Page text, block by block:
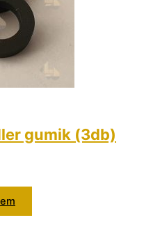
gumik (3db)